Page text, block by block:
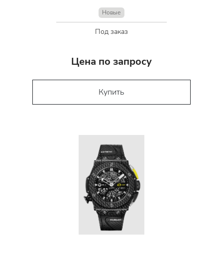
Новые
Под заказ
Цена по запросу
Купить